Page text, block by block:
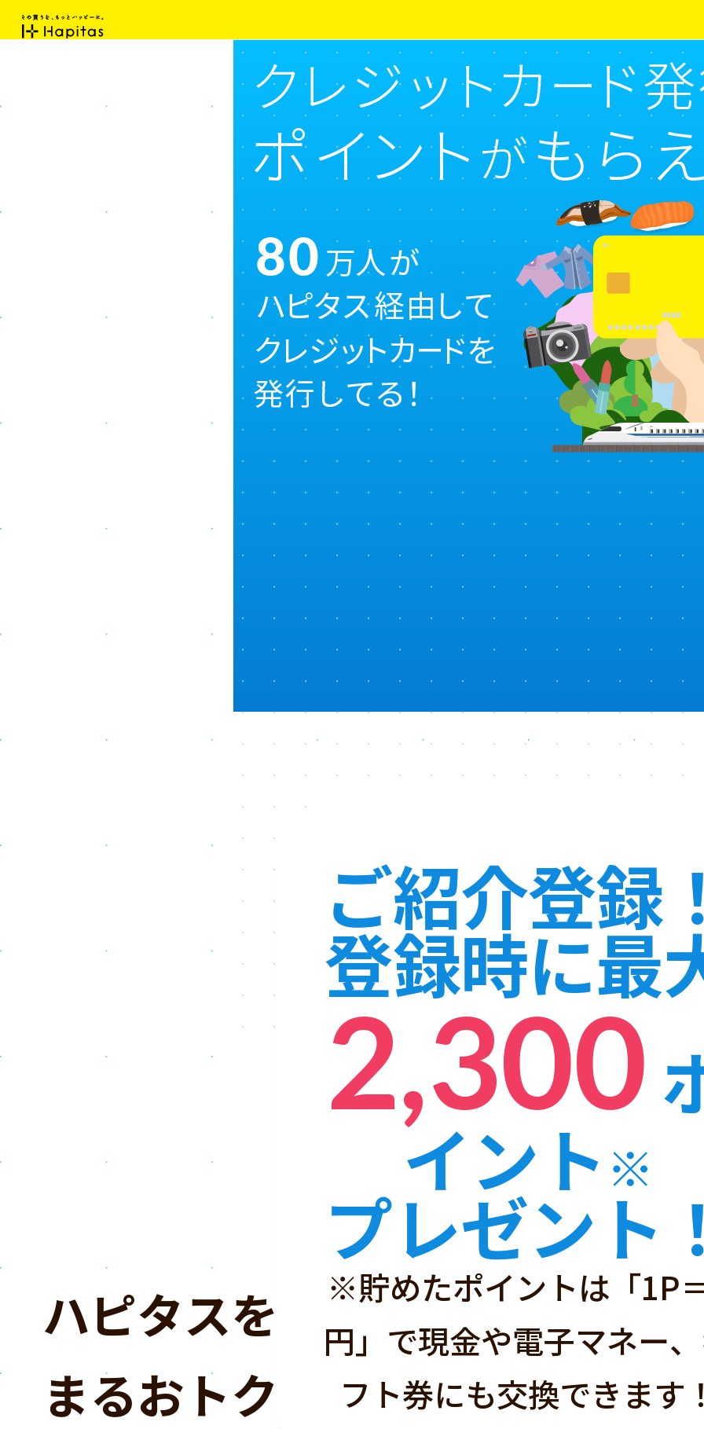
ご紹介登録
登録時に最
2,300
イント ※
プレゼント
※貯めたポイントは「1P
円」で現金や電子マネー
フト券にも交換できます
ハピタスと
ハピタスを「経由するだけ」
まるおトクなサイトです！